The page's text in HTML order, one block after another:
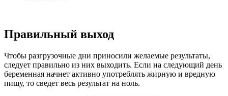
Правильный выход
Чтобы разгрузочные дни приносили желаемые результаты,
следует правильно из них выходить. Если на следующий день
беременная начнет активно употреблять жирную и вредную
пищу, то сведет весь результат на ноль.